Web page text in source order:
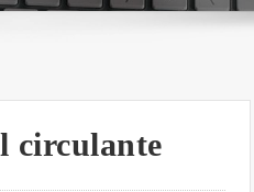
circulante